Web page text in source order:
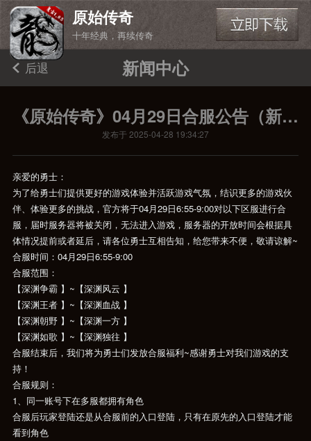
原始传奇
十年经典，再续传奇
后退 新闻中心
《原始传奇》04月29日合服公告（新ios端）
发布于 2025-04-28 19:34:27
亲爱的勇士：
为了给勇士们提供更好的游戏体验并活跃游戏气氛，结识更多的游戏伙
伴、体验更多的挑战，官方将于04月29日6:55-9:00对以下区服进行合
服，届时服务器将被关闭，无法进入游戏，服务器的开放时间会根据具
体情况提前或者延后，请各位勇士互相告知，给您带来不便，敬请谅解~
合服时间：04月29日6:55-9:00
合服范围：
【深渊争霸 】~【深渊风云 】
【深渊王者 】~【深渊血战 】
【深渊朝野 】~【深渊一方 】
【深渊如歌 】~【深渊独往 】
合服结束后，我们将为勇士们发放合服福利~感谢勇士对我们游戏的支
持！
合服规则：
1、同一账号下在多服都拥有角色
合服后玩家登陆还是从合服前的入口登陆，只有在原先的入口登陆才能
看到角色